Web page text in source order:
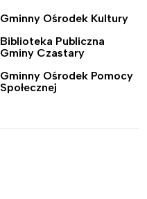
Gminny Ośrodek Kultury
Biblioteka Publiczna
Gminy Czastary
Gminny Ośrodek Pomocy
Społecznej